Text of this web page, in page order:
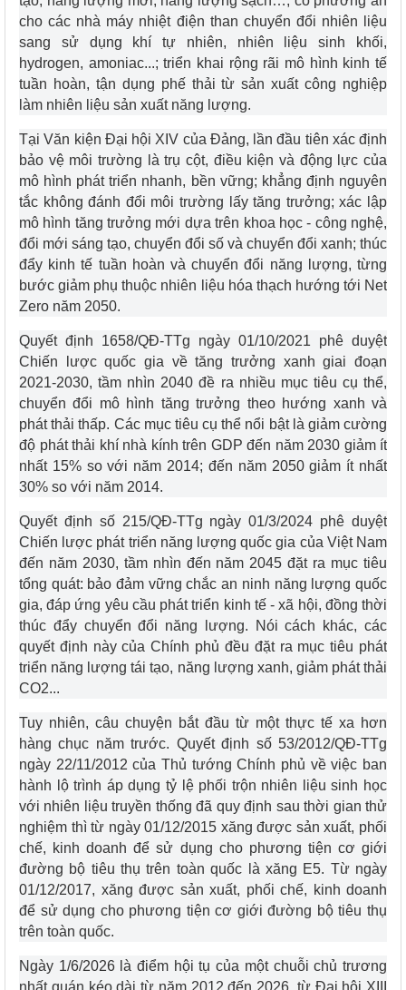
cho các nhà máy nhiệt điện than chuyển đổi nhiên liệu
sang sử dụng khí tự nhiên, nhiên liệu sinh khối,
hydrogen, amoniac...; triển khai rộng rãi mô hình kinh tế
tuần hoàn, tận dụng phế thải từ sản xuất công nghiệp
làm nhiên liệu sản xuất năng lượng.
Tại Văn kiện Đại hội XIV của Đảng, lần đầu tiên xác định
bảo vệ môi trường là trụ cột, điều kiện và động lực của
mô hình phát triển nhanh, bền vững; khẳng định nguyên
tắc không đánh đổi môi trường lấy tăng trưởng; xác lập
mô hình tăng trưởng mới dựa trên khoa học - công nghệ,
đổi mới sáng tạo, chuyển đổi số và chuyển đổi xanh; thúc
đẩy kinh tế tuần hoàn và chuyển đổi năng lượng, từng
bước giảm phụ thuộc nhiên liệu hóa thạch hướng tới Net
Zero năm 2050.
Quyết định 1658/QĐ-TTg ngày 01/10/2021 phê duyệt
Chiến lược quốc gia về tăng trưởng xanh giai đoạn
2021-2030, tầm nhìn 2040 đề ra nhiều mục tiêu cụ thể,
chuyển đổi mô hình tăng trưởng theo hướng xanh và
phát thải thấp. Các mục tiêu cụ thể nổi bật là giảm cường
độ phát thải khí nhà kính trên GDP đến năm 2030 giảm ít
nhất 15% so với năm 2014; đến năm 2050 giảm ít nhất
30% so với năm 2014.
Quyết định số 215/QĐ-TTg ngày 01/3/2024 phê duyệt
Chiến lược phát triển năng lượng quốc gia của Việt Nam
đến năm 2030, tầm nhìn đến năm 2045 đặt ra mục tiêu
tổng quát: bảo đảm vững chắc an ninh năng lượng quốc
gia, đáp ứng yêu cầu phát triển kinh tế - xã hội, đồng thời
thúc đẩy chuyển đổi năng lượng. Nói cách khác, các
quyết định này của Chính phủ đều đặt ra mục tiêu phát
triển năng lượng tái tạo, năng lượng xanh, giảm phát thải
CO2...
Tuy nhiên, câu chuyện bắt đầu từ một thực tế xa hơn
hàng chục năm trước. Quyết định số 53/2012/QĐ-TTg
ngày 22/11/2012 của Thủ tướng Chính phủ về việc ban
hành lộ trình áp dụng tỷ lệ phối trộn nhiên liệu sinh học
với nhiên liệu truyền thống đã quy định sau thời gian thử
nghiệm thì từ ngày 01/12/2015 xăng được sản xuất, phối
chế, kinh doanh để sử dụng cho phương tiện cơ giới
đường bộ tiêu thụ trên toàn quốc là xăng E5. Từ ngày
01/12/2017, xăng được sản xuất, phối chế, kinh doanh
để sử dụng cho phương tiện cơ giới đường bộ tiêu thụ
trên toàn quốc.
Ngày 1/6/2026 là điểm hội tụ của một chuỗi chủ trương